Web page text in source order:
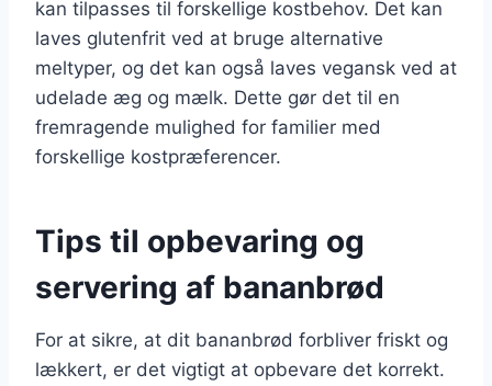
kan tilpasses til forskellige kostbehov. Det kan
laves glutenfrit ved at bruge alternative
meltyper, og det kan også laves vegansk ved at
udelade æg og mælk. Dette gør det til en
fremragende mulighed for familier med
forskellige kostpræferencer.
Tips til opbevaring og
servering af bananbrød
For at sikre, at dit bananbrød forbliver friskt og
lækkert, er det vigtigt at opbevare det korrekt.